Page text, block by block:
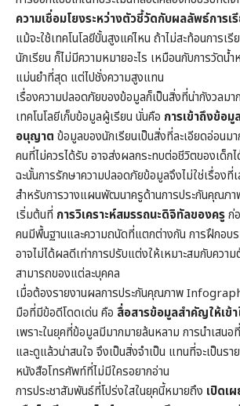
ความเชื่อมโยงระหว่างตัวชี้วัดกับผลลัพธ์การเ
แม้จะใช้เทคโนโลยีขั้นสูงแค่ไหน ถ้าไม่สะท้อนการเ
นักเรียน ก็ไม่มีความหมายอะไร เหมือนกับการวัดน้
แม่นยำที่สุด แต่ไปชั่งความสูงแทน
เรื่องความปลอดภัยของข้อมูลก็เป็นสิ่งที่น่ากังวลมา
เทคโนโลยีเก็บข้อมูลผู้เรียน นั่นคือ การเข้าถึงข้อมู
อนุญาต ข้อมูลของนักเรียนเป็นสิ่งที่ละเอียดอ่อนม
คนที่ไม่ควรได้รับ อาจส่งผลกระทบต่อชีวิตของเด็กไ
ฉะนั้นการรักษาความปลอดภัยข้อมูลจึงไม่ใช่เรื่องที่เ
สำหรับการวางแผนพัฒนาครูด้านการประกันคุณภา
เริ่มต้นที่ การวิเคราะห์สมรรถนะดิจิทัลของครูก่
คนมีพื้นฐานและความถนัดที่แตกต่างกัน การฝึกอบ
อาจไม่ได้ผลดีเท่าการปรับแต่งให้เหมาะสมกับควา
สามารถของแต่ละบุคคล
เมื่อต้องรายงานผลการประกันคุณภาพ
มือที่มีข้อดีโดดเด่น คือ สื่อสารข้อมูลสำคัญให้เข้า
เพราะในยุคที่ข้อมูลมีมากมายล้นหลาม การนำเสนอ
และดูแล้วน่าสนใจ จึงเป็นสิ่งจำเป็น แทนที่จะเป็นรา
หนังสือโทรศัพท์ที่ไม่มีใครอยากอ่าน
การประชาสัมพันธ์ที่โปร่งใสในยุคนี้หมายถึง เปิดเ